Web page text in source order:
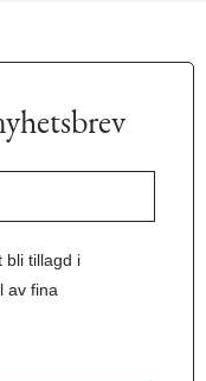
bli tillagd i
av fina